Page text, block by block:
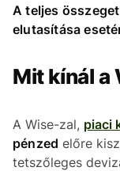
A teljes
elutasítása
Mit kínál a
A Wise-zal, piaci
pénzed előre
tetszőleges